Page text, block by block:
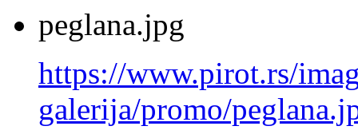
peglana.jpg
https://www.pirot.rs/
galerija/promo/